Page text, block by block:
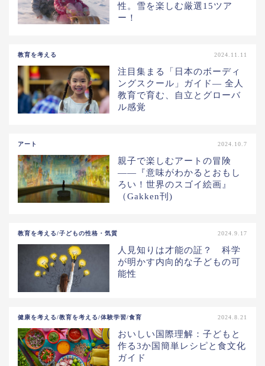
性。雪を楽しむ厳選15ツア
ー！
教育を考える 2024.11.11
注目集まる「日本のボーディ
ングスクール」ガイド— 全人
教育で育む、自立とグローバ
ル感覚
アート 2024.10.7
親子で楽しむアートの冒険
——『意味がわかるとおもし
ろい！世界のスゴイ絵画』
（Gakken刊)
教育を考える/子どもの性格・気質 2024.9.17
人見知りは才能の証？ 科学
が明かす内向的な子どもの可
能性
健康を考える/教育を考える/体験学習/食育 2024.8.21
おいしい国際理解：子どもと
作る3か国簡単レシピと食文化
ガイド